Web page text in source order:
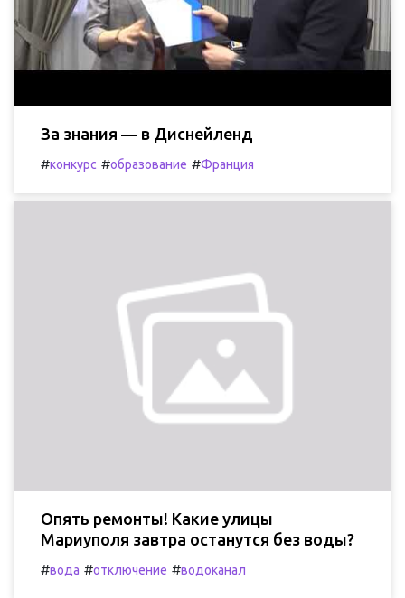
За знания — в Диснейленд
#конкурс #образование #Франция
Опять ремонты! Какие улицы
Мариуполя завтра останутся без воды?
#вода #отключение #водоканал